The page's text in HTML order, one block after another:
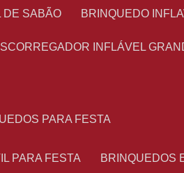
DE SABÃO BRINQUEDO
ESCORREGADOR INFLÁVEL
PARA FESTA
PARA FESTA